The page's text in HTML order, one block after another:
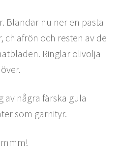
Blandar nu ner en pasta
chiafrön och resten av de
Ringlar olivolja
över.
av några färska gula
som garnityr.